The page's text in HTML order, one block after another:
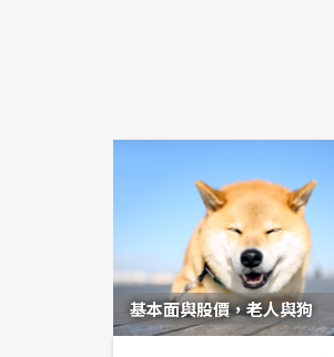
基本面與股價，老人與狗